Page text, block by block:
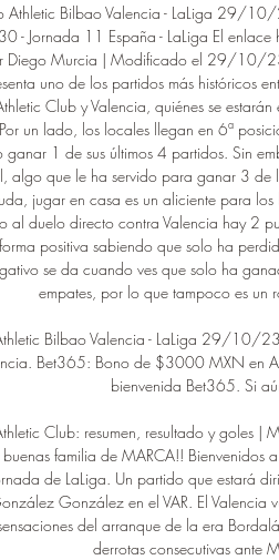
Athletic Bilbao Valencia - LaLiga 29/
- Jornada 11 España - LaLiga El
Diego Murcia | Modificado el 29/10/
uno de los partidos más históricos
Club y Valencia, quiénes se
un lado, los locales llegan en 6ª
1 de sus últimos 4 partidos. Sin
algo que le ha servido para ganar 3 de
jugar en casa es un aliciente para
al duelo directo contra Valencia hay 2
positiva sabiendo que solo ha
se da cuando ves que solo ha
empates, por lo que tampoco es un
Bilbao Valencia - LaLiga 29/10/
Bet365: Bono de $3000 MXN en
bienvenida Bet365. Si
Club: resumen, resultado y
buenas familia de MARCA!! Bienvenidos
de LaLiga. Un partido que estará
González en el VAR. El Valencia
del arranque de la era
derrotas consecutivas ante